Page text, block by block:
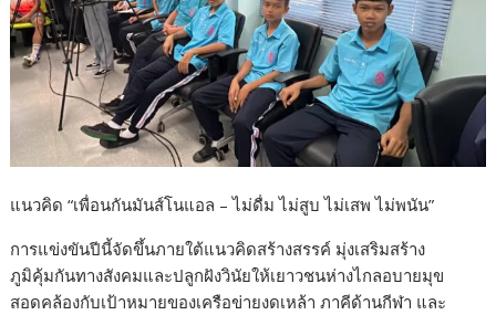
แนวคิด “เพื่อนกันมันส์โนแอล – ไม่ดื่ม ไม่สูบ ไม่เสพ ไม่พนัน”
การแข่งขันปีนี้จัดขึ้นภายใต้แนวคิดสร้างสรรค์ มุ่งเสริมสร้าง
ภูมิคุ้มกันทางสังคมและปลูกฝังวินัยให้เยาวชนห่างไกลอบายมุข
สอดคล้องกับเป้าหมายของเครือข่ายงดเหล้า ภาคีด้านกีฬา และ